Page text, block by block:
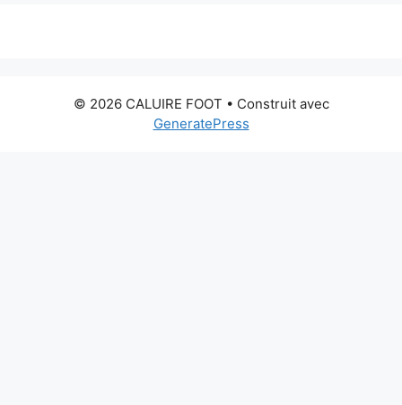
© 2026 CALUIRE FOOT • Construit avec
GeneratePress